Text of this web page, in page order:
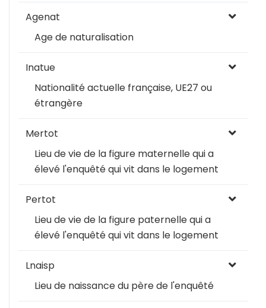
Agenat
Age de naturalisation
Inatue
Nationalité actuelle française, UE27 ou
étrangère
Mertot
Lieu de vie de la figure maternelle qui a
élevé l'enquêté qui vit dans le logement
Pertot
Lieu de vie de la figure paternelle qui a
élevé l'enquêté qui vit dans le logement
Lnaisp
Lieu de naissance du père de l'enquêté